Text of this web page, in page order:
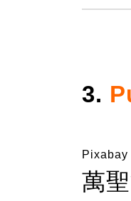
3.
Pixabay
萬